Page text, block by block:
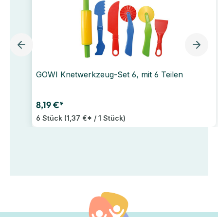
GOWI Knetwerkzeug-Set 6, mit 6 Teilen
8,19 €*
6 Stück (1,37 €* / 1 Stück)